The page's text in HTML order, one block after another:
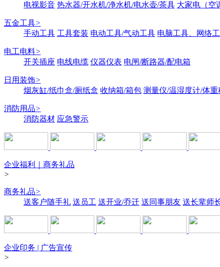
电视影音 热水器/开水机/净水机/电水壶/茶具 大家电（空
五金工具>
手动工具 工具套装 电动工具/气动工具 电脑工具、网络
电工电料>
开关插座 电线电缆 仪器仪表 电闸/断路器/配电箱
日用装饰>
烟灰缸/纸巾盒/厕纸盒 收纳箱/箱包 测量仪/温湿度计/体重
消防用品>
消防器材 应急警示
企业福利｜商务礼品
>
商务礼品>
送客户随手礼 送员工 送开业/乔迁 送同事朋友 送长辈师
企业印务 | 广告宣传
>